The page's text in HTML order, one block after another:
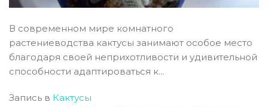
В современном мире комнатного
растениеводства кактусы занимают особое место
благодаря своей неприхотливости и удивительной
способности адаптироваться к...
Запись в Кактусы